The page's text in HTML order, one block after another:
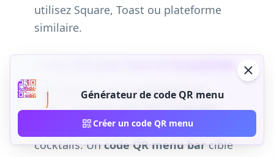
utilisez Square, Toast ou plateforme
similaire.
Bars et brasseries impriment des
codes QR menu près de la liste des
pressions, du back-bar et du tableau
cocktails. Uncode QR menu barcible
Générateur de code QR menu
Créer un code QR menu